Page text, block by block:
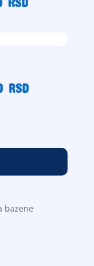
RSDTrenutna
bazene